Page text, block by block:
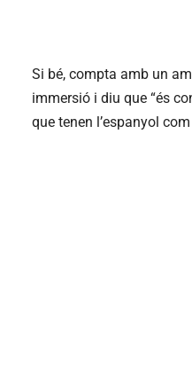
Si bé, compta amb un
immersió i diu que “és
que tenen l’espanyol